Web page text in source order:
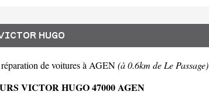
HUGO
de voitures à AGEN(à 0.6km de Le Passage)
VICTOR HUGO 47000 AGEN